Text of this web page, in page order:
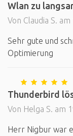
Wlan zu
Von Claudia S.
Sehr gute und
Optimierung
Thunderbird
Von Helga S. am
Herr Nigbur war